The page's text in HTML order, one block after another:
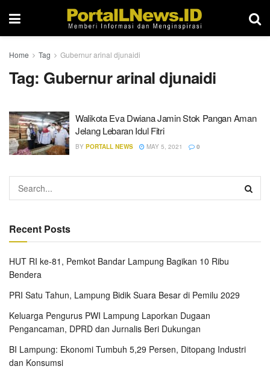
Home Tag Gubernur arinal djunaidi
Tag: Gubernur arinal djunaidi
Walikota Eva Dwiana Jamin Stok Pangan Aman
Jelang Lebaran Idul Fitri
BY PORTALL NEWS MAY 5, 2021 0
Recent Posts
HUT RI ke-81, Pemkot Bandar Lampung Bagikan 10 Ribu
Bendera
PRI Satu Tahun, Lampung Bidik Suara Besar di Pemilu 2029
Keluarga Pengurus PWI Lampung Laporkan Dugaan
Pengancaman, DPRD dan Jurnalis Beri Dukungan
BI Lampung: Ekonomi Tumbuh 5,29 Persen, Ditopang Industri
dan Konsumsi